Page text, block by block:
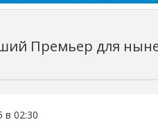
Премьер для
в 02:30